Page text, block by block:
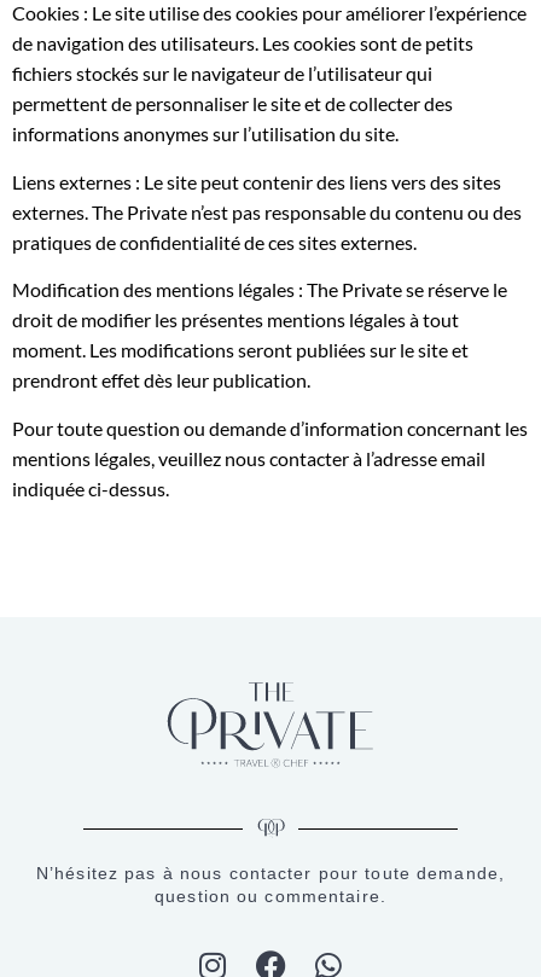
Cookies : Le site utilise des cookies pour améliorer l’expérience
de navigation des utilisateurs. Les cookies sont de petits
fichiers stockés sur le navigateur de l’utilisateur qui
permettent de personnaliser le site et de collecter des
informations anonymes sur l’utilisation du site.
Liens externes : Le site peut contenir des liens vers des sites
externes. The Private n’est pas responsable du contenu ou des
pratiques de confidentialité de ces sites externes.
Modification des mentions légales : The Private se réserve le
droit de modifier les présentes mentions légales à tout
moment. Les modifications seront publiées sur le site et
prendront effet dès leur publication.
Pour toute question ou demande d’information concernant les
mentions légales, veuillez nous contacter à l’adresse email
indiquée ci-dessus.
N’hésitez pas à nous contacter pour toute demande,
question ou commentaire.